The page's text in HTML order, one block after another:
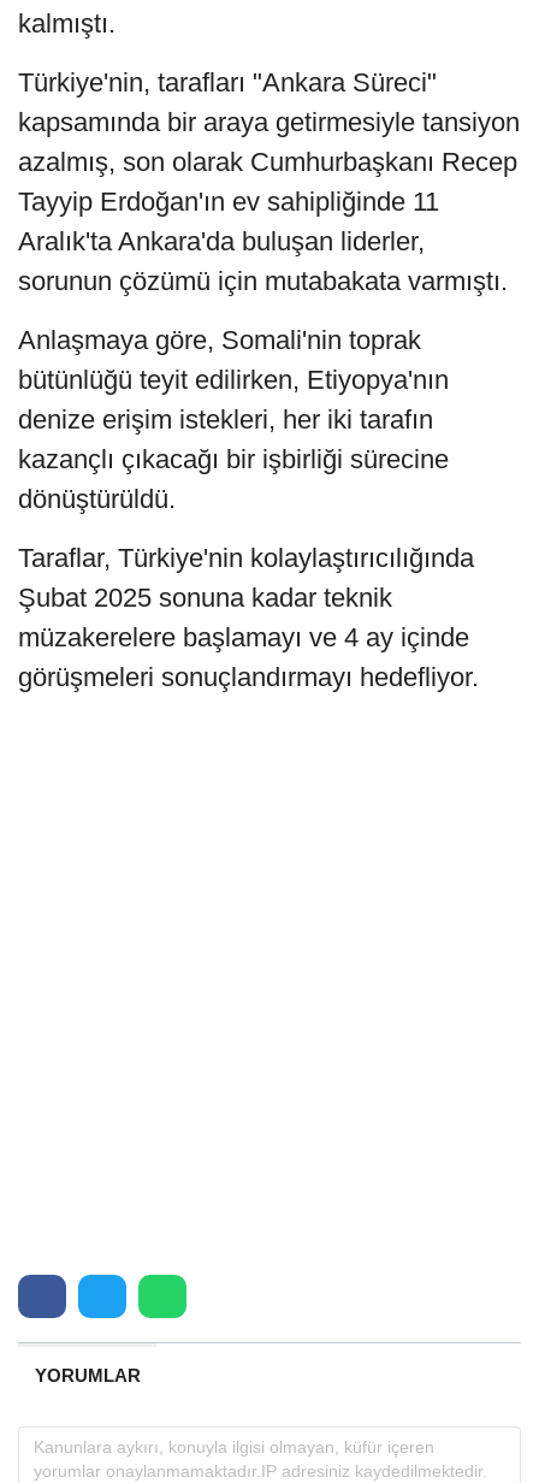
kalmıştı.
Türkiye'nin, tarafları "Ankara Süreci"
kapsamında bir araya getirmesiyle tansiyon
azalmış, son olarak Cumhurbaşkanı Recep
Tayyip Erdoğan'ın ev sahipliğinde 11
Aralık'ta Ankara'da buluşan liderler,
sorunun çözümü için mutabakata varmıştı.
Anlaşmaya göre, Somali'nin toprak
bütünlüğü teyit edilirken, Etiyopya'nın
denize erişim istekleri, her iki tarafın
kazançlı çıkacağı bir işbirliği sürecine
dönüştürüldü.
Taraflar, Türkiye'nin kolaylaştırıcılığında
Şubat 2025 sonuna kadar teknik
müzakerelere başlamayı ve 4 ay içinde
görüşmeleri sonuçlandırmayı hedefliyor.
YORUMLAR